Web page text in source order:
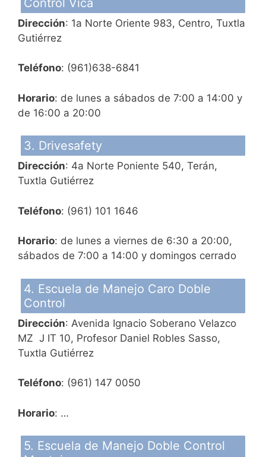
Dirección: 1a Norte Oriente 983, Centro, Tuxtla
Gutiérrez
Teléfono: (961)638-6841
Horario: de lunes a sábados de 7:00 a 14:00 y
de 16:00 a 20:00
3. Drivesafety
Dirección: 4a Norte Poniente 540, Terán,
Tuxtla Gutiérrez
Teléfono: (961) 101 1646
Horario: de lunes a viernes de 6:30 a 20:00,
sábados de 7:00 a 14:00 y domingos cerrado
4. Escuela de Manejo Caro Doble
Control
Dirección: Avenida Ignacio Soberano Velazco
MZ J IT 10, Profesor Daniel Robles Sasso,
Tuxtla Gutiérrez
Teléfono: (961) 147 0050
Horario: …
5. Escuela de Manejo Doble Control